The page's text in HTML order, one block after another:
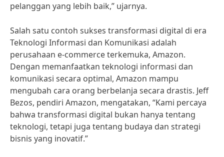
pelanggan yang lebih baik,” ujarnya.
Salah satu contoh sukses transformasi digital di era
Teknologi Informasi dan Komunikasi adalah
perusahaan e-commerce terkemuka, Amazon.
Dengan memanfaatkan teknologi informasi dan
komunikasi secara optimal, Amazon mampu
mengubah cara orang berbelanja secara drastis. Jeff
Bezos, pendiri Amazon, mengatakan, “Kami percaya
bahwa transformasi digital bukan hanya tentang
teknologi, tetapi juga tentang budaya dan strategi
bisnis yang inovatif.”